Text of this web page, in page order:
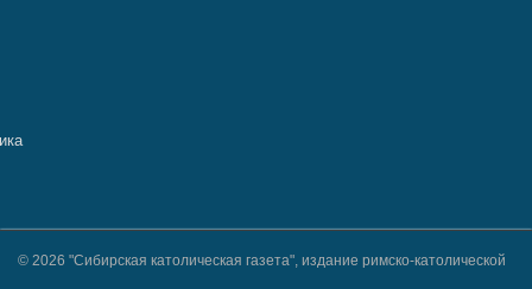
© 2026 "Сибирская католическая газета", издание римско-католической